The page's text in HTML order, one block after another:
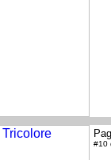
#10